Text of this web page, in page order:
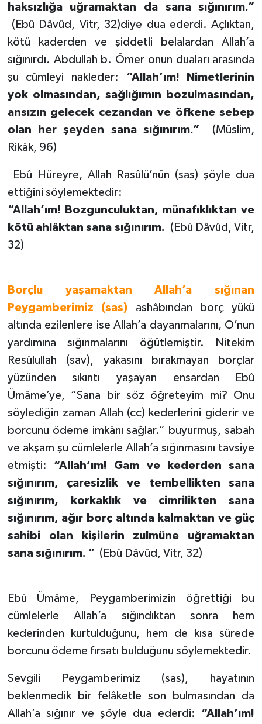
haksızlığa uğramaktan da sana sığınırım.”
(Ebû Dâvûd, Vitr, 32)diye dua ederdi. Açlıktan,
kötü kaderden ve şiddetli belalardan Allah’a
sığınırdı. Abdullah b. Ömer onun duaları arasında
şu cümleyi nakleder: “Allah’ım! Nimetlerinin
yok olmasından, sağlığımın bozulmasından,
ansızın gelecek cezandan ve öfkene sebep
olan her şeyden sana sığınırım.”
(Müslim,
Rikâk, 96)
Ebû Hüreyre, Allah Rasûlü’nün (sas) şöyle dua
ettiğini söylemektedir:
“Allah’ım! Bozgunculuktan, münafıklıktan ve
kötü ahlâktan sana sığınırım. (Ebû Dâvûd, Vitr,
32)
Borçlu yaşamaktan Allah’a sığınan
Peygamberimiz (sas) ashâbından borç yükü
altında ezilenlere ise Allah’a dayanmalarını, O’nun
yardımına sığınmalarını öğütlemiştir. Nitekim
Resûlullah (sav), yakasını bırakmayan borçlar
yüzünden sıkıntı yaşayan ensardan Ebû
Ümâme’ye, “Sana bir söz öğreteyim mi? Onu
söylediğin zaman Allah (cc) kederlerini giderir ve
borcunu ödeme imkânı sağlar.” buyurmuş, sabah
ve akşam şu cümlelerle Allah’a sığınmasını tavsiye
etmişti: “Allah’ım! Gam ve kederden sana
sığınırım, çaresizlik ve tembellikten sana
sığınırım, korkaklık ve cimrilikten sana
sığınırım, ağır borç altında kalmaktan ve güç
sahibi olan kişilerin zulmüne uğramaktan
sana sığınırım. ” (Ebû Dâvûd, Vitr, 32)
Ebû Ümâme, Peygamberimizin öğrettiği bu
cümlelerle Allah’a sığındıktan sonra hem
kederinden kurtulduğunu, hem de kısa sürede
borcunu ödeme fırsatı bulduğunu söylemektedir.
Sevgili Peygamberimiz (sas), hayatının
beklenmedik bir felâketle son bulmasından da
Allah’a sığınır ve şöyle dua ederdi: “Allah’ım!